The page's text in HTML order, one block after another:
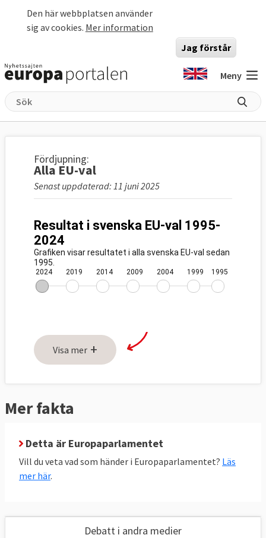
Den här webbplatsen använder
sig av cookies. Mer information
Jag förstår
Meny
Fördjupning:
Alla EU-val
Senast uppdaterad: 11 juni 2025
Visa mer +
Mer fakta
Detta är Europaparlamentet
Vill du veta vad som händer i Europaparlamentet? Läs
mer här.
Debatt i andra medier